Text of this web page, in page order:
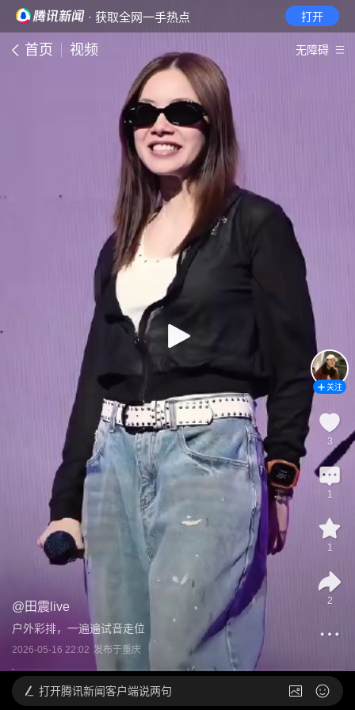
· 获取全网一手热点 打开
首页 视频 无障碍
@田震live
户外彩排，一遍遍试音走位
2026-05-16 22:02 发布于重庆
关注
3
1
1
2
打开腾讯新闻客户端说两句